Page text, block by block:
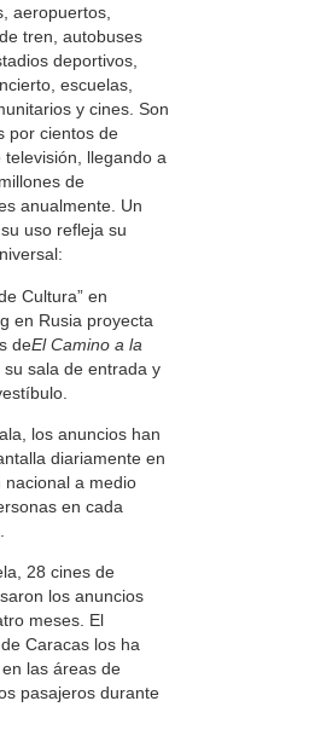
aeropuertos,
tren, autobuses
deportivos,
escuelas,
y cines. Son
por cientos de
televisión, llegando a
de
anualmente. Un
uso refleja su
Cultura” en
en Rusia proyecta
deEl Camino a la
su sala de entrada y
los anuncios han
diariamente en
nacional a medio
en cada
28 cines de
los anuncios
meses. El
Caracas los ha
las áreas de
pasajeros durante